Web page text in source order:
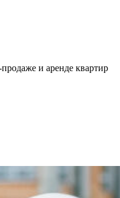
и аренде квартир